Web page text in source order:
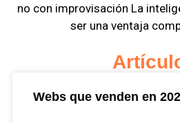
Webs que venden en
no con improvisación La
ser una ventaja